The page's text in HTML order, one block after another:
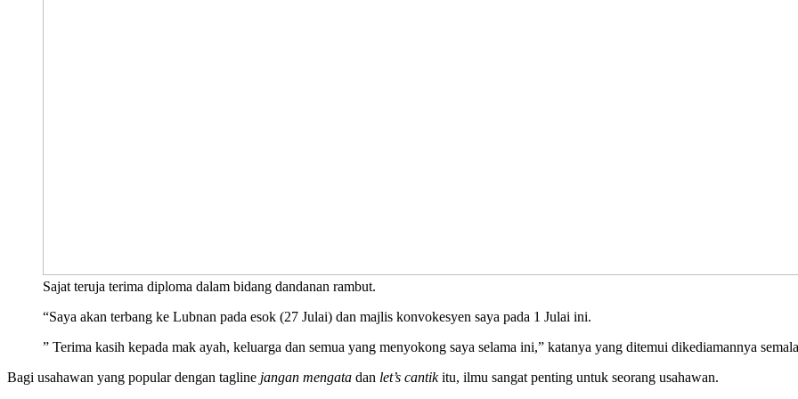
Sajat teruja terima diploma dalam bidang dandanan rambut.
“Saya akan terbang ke Lubnan pada esok (27 Julai) dan majlis konvokesyen saya pada 1 Julai ini.
” Terima kasih kepada mak ayah, keluarga dan semua yang menyokong saya selama ini,” katanya yang ditemui dikediamannya
Bagi usahawan yang popular dengan tagline jangan mengata dan let’s cantikitu, ilmu sangat penting untuk seorang usahawan.